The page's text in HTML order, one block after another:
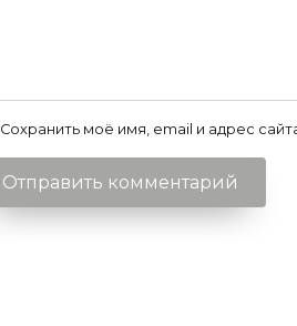
Сохранить моё имя, email и адрес